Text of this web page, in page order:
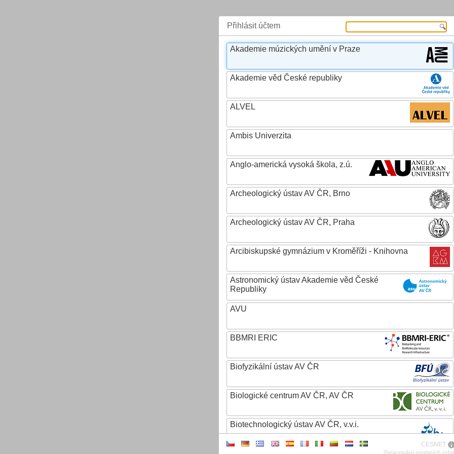
Přihlásit účtem
Akademie múzických umění v Praze
Akademie věd České republiky
ALVEL
Ambis Univerzita
Anglo-americká vysoká škola, z.ú.
Archeologický ústav AV ČR, Brno
Archeologický ústav AV ČR, Praha
Arcibiskupské gymnázium v Kroměříži - Knihovna
Astronomický ústav Akademie věd České
Republiky
AVU
BBMRI ERIC
Biofyzikální ústav AV ČR
Biologické centrum AV ČR, AV ČR
Biotechnologický ústav AV ČR, v.v.i.
CESNET